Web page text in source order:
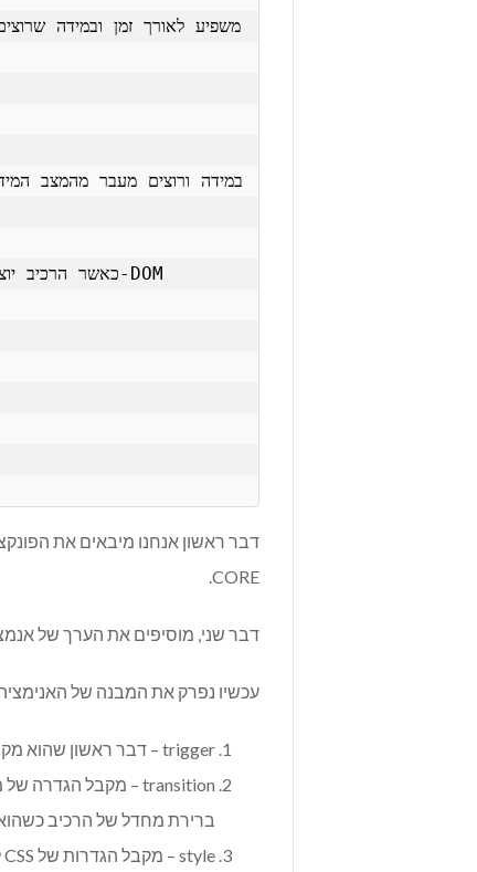
CORE.
דבר שני, מוסיפים את הערך של
עכשיו נפרק את המבנה של האנימציה
trigger – דבר ראשון שהוא מקבל זה את שם האנימציה, במקרה שלנו – fade .
ברירת מחדל של הרכיב
style – מקבל הגדרות של CSS לשינויים שאנחנו רוצים לעשות.